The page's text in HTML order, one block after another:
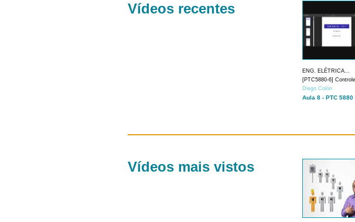
Vídeos recentes
ENG. ELÉTRICA...
[PTC5880-6]
Diego Colón
Aula 8 - PTC 5880
Vídeos mais vistos